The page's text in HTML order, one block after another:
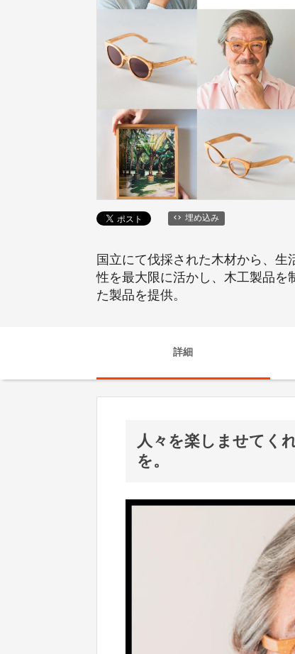
埋め込み
国立にて伐採された木材から、
性を最大限に活かし、木工製品を
た製品を提供。
詳細
人々を楽しませてく
を。